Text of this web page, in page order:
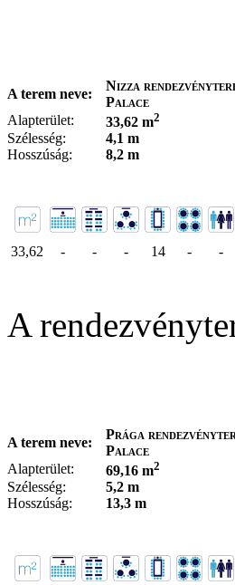
A terem neve:
Nizza
Palace
Alapterület:
33,62 m2
Szélesség:
4,1 m
Hosszúság:
8,2 m
33,62 - - - 14 - -
A
A terem neve:
Prága
Palace
Alapterület:
69,16 m2
Szélesség:
5,2 m
Hosszúság:
13,3 m